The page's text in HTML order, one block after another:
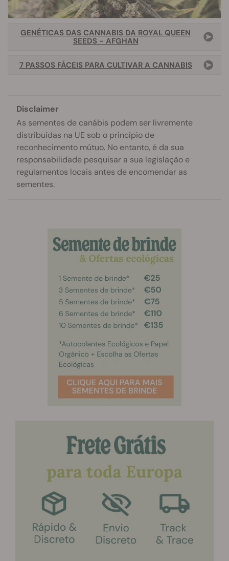
GENÉTICAS DAS CANNABIS DA ROYAL QUEEN
SEEDS - AFGHAN
7 PASSOS FÁCEIS PARA CULTIVAR A CANNABIS
Disclaimer
As sementes de canábis podem ser livremente
distribuídas na UE sob o princípio de
reconhecimento mútuo. No entanto, é da sua
responsabilidade pesquisar a sua legislação e
regulamentos locais antes de encomendar as
sementes.